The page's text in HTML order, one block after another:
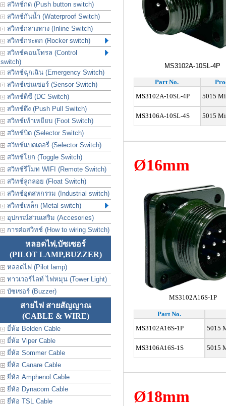
สวิทช์กด (Push button switch)
สวิทช์กันน้ำ (Waterproof Switch)
สวิทช์กลางทาง (Inline Switch)
สวิทช์กระดก (Rocker switch)
สวิทช์คอนโทรล (Control
switch)
สวิทช์ฉุกเฉิน (Emergency Switch)
สวิทช์เซนเซอร์ (Sensor Switch)
สวิทช์ดีซี (DC Switch)
สวิทช์ดึง (Push Pull Switch)
สวิทช์เท้าเหยียบ (Foot Switch)
สวิทช์บิด (Selector Switch)
สวิทช์แบตเตอรี่ (Selector Switch)
สวิทช์โยก (Toggle Switch)
สวิทช์รีโมท WIFI (Remote Switch)
สวิทช์ลูกลอย (Float Switch)
สวิทช์อุตสหกรรม (Industrial switch)
สวิทช์เหล็ก (Metal switch)
อุปกรณ์ส่วนเสริม (Accesories)
การต่อสวิทช์ (How to wiring Switch)
หลอดไฟ,บัซเซอร์
(PILOT LAMP,BUZZER)
หลอดไฟ (Pilot lamp)
ทาวเวอร์ไลท์ ไฟหมุน (Tower Light)
บัซเซอร์ (Buzzer)
สายไฟ สายสัญญาณ
(CABLE & WIRE)
ยี่ห้อ Belden Cable
ยี่ห้อ Viper Cable
ยี่ห้อ Sommer Cable
ยี่ห้อ Canare Cable
ยี่ห้อ Amphenol Cable
ยี่ห้อ Dynacom Cable
ยี่ห้อ TSL Cable
MS3102A-10SL-4P
Part No.
MS3102A-10SL-4P
5015
MS3106A-10SL-4S 5015
Ø16mm
MS3102A16S-1P
Part No.
MS3102A16S-1P
5015
MS3106A16S-1S 5015
Ø18mm